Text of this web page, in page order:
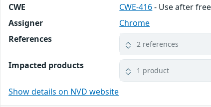
CWE CWE-416- Use after free
Assigner
Chrome
References
2 references
Impacted products 1 product
Show details on NVD website